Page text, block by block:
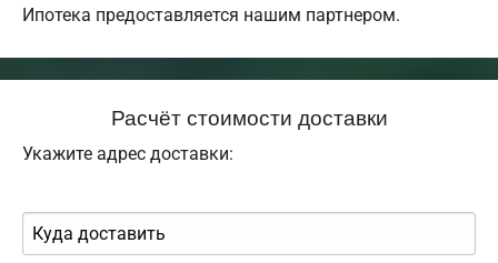
Ипотека предоставляется нашим партнером.
Расчёт стоимости доставки
Укажите адрес доставки: